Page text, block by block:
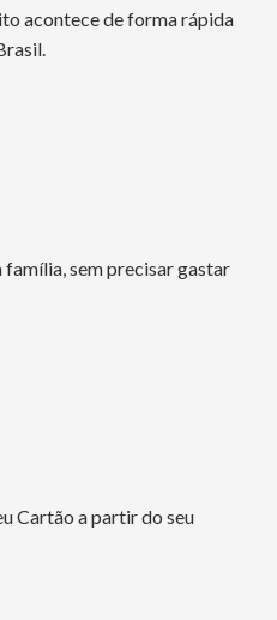
acontece de forma rápida
sem precisar gastar
Cartão a partir do seu